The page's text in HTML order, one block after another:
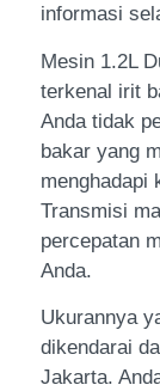
informasi
Mesin 1.2L
terkenal irit
Anda tidak
bakar yang
menghadapi
Transmisi
percepatan
Anda.
Ukurannya
dikendarai
Jakarta.